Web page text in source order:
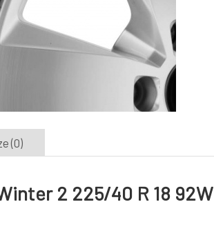
(0)
2 225/40 R 18 92W